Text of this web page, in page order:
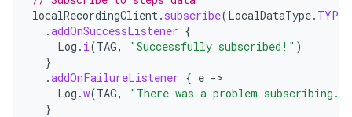
localRecordingClient. subscribe(LocalDataType.
.addOnSuccessListener {
Log . i(TAG, "Successfully subscribed!" )
}
.addOnFailureListener { e -
Log .w(TAG, "There was a problem subscribing."
}